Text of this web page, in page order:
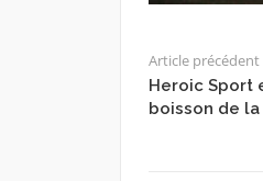
Article précédent
Heroic Sport
boisson de la